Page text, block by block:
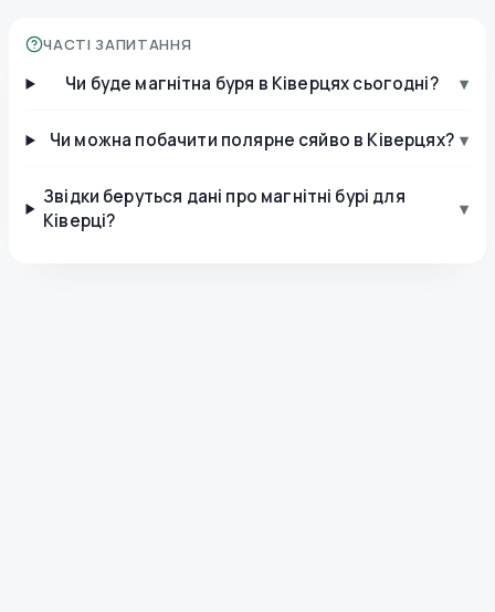
ЧАСТІ ЗАПИТАННЯ
Чи буде магнітна буря в Ківерцях сьогодні? ▾
Чи можна побачити полярне сяйво в Ківерцях? ▾
Звідки беруться дані про магнітні бурі для
Ківерці?
▾